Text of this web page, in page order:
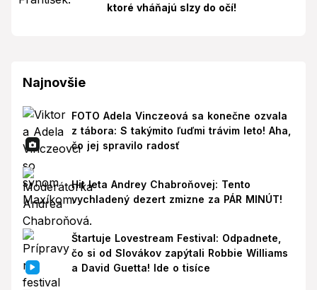
ktoré vháňajú slzy do očí!
Najnovšie
FOTO Adela Vinczeová sa konečne ozvala
z tábora: S takýmito ľuďmi trávim leto! Aha,
čo jej spravilo radosť
Hit leta Andrey Chabroňovej: Tento
vychladený dezert zmizne za PÁR MINÚT!
Štartuje Lovestream Festival: Odpadnete,
čo si od Slovákov zapýtali Robbie Williams
a David Guetta! Ide o tisíce